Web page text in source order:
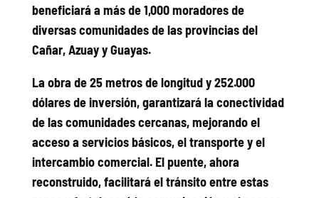
beneficiará a más de 1,000 moradores de
diversas comunidades de las provincias del
Cañar, Azuay y Guayas.
La obra de 25 metros de longitud y252.000
dólares de inversión, garantizará la conectividad
de las comunidades cercanas, mejorando el
acceso a servicios básicos, el transporte y el
intercambio comercial. El puente, ahora
reconstruido, facilitará el tránsito entre estas